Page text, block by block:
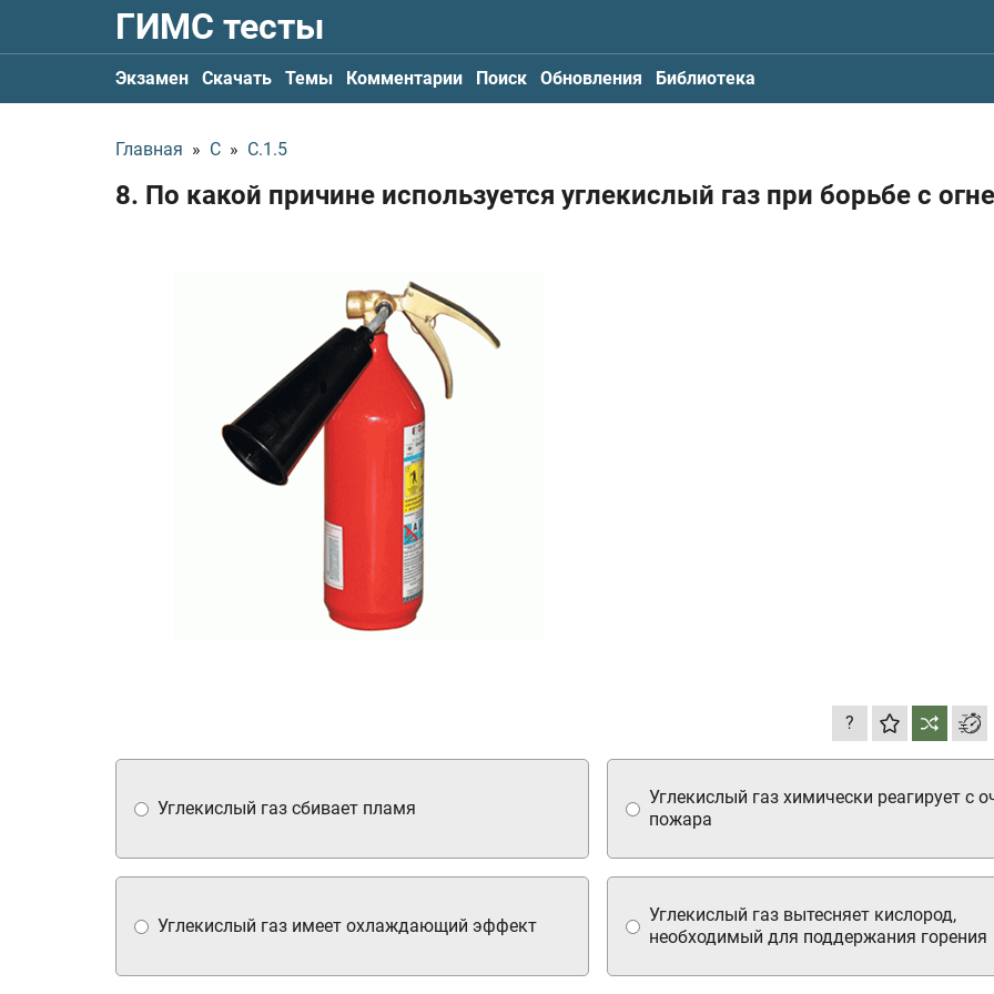
ГИМС тесты
Экзамен Скачать Темы Комментарии Поиск Обновления Библиотека
Главная » С » С.1.5
8. По какой причине используется углекислый газ при борьбе с
?
Углекислый газ вытесняет кислород,
необходимый для поддержания горения
Углекислый газ сбивает пламя
Углекислый газ имеет охлаждающий эффект
Углекислый газ химически реагирует с
пожара